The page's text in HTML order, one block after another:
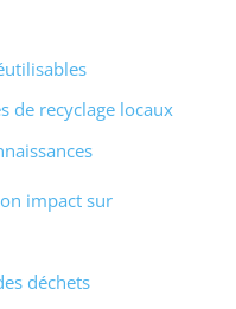
de recyclage locaux
impact sur
déchets